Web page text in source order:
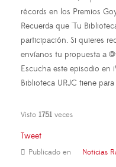
récords en los Premios
Recuerda que "Tu
participación. Si quieres
envíanos tu propuesta a
Escucha este episodio en
Biblioteca URJC tiene
Visto 1751 veces
Tweet
Publicado en Noticias